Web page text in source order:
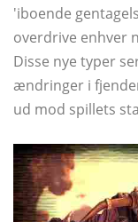
'iboende
overdrive enhver
Disse nye typer
ændringer i
ud mod spillets